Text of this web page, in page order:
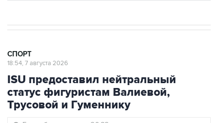
СПОРТ
18:54, 7 августа 2026
ISU предоставил нейтральный
статус фигуристам Валиевой,
Трусовой и Гуменнику